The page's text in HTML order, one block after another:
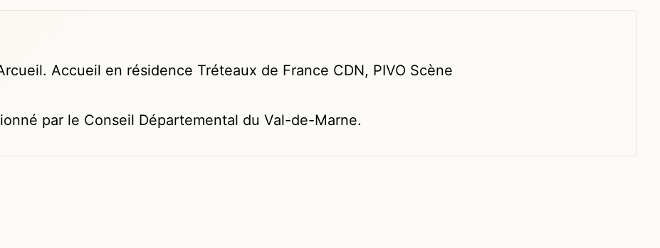
Accueil en résidence Tréteaux de France CDN, PIVO Scène
par le Conseil Départemental du Val-de-Marne.